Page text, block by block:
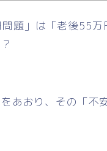
題」は「老後55
あおり、その「不